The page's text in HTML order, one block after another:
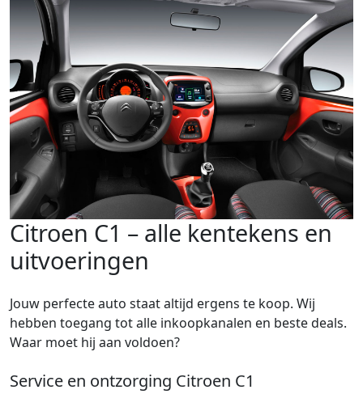
Citroen C1 – alle kentekens en
uitvoeringen
Jouw perfecte auto staat altijd ergens te koop. Wij
hebben toegang tot alle inkoopkanalen en beste deals.
Waar moet hij aan voldoen?
Service en ontzorging Citroen C1